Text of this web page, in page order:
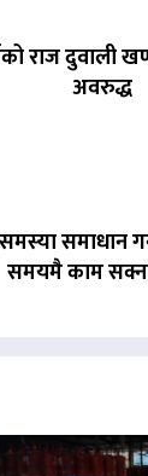
राज दुवाली
अवरुद्ध
समस्या समाधान
समयमै काम